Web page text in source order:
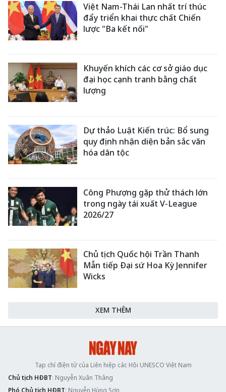
Việt Nam-Thái Lan nhất trí thúc
đẩy triển khai thực chất Chiến
lược "Ba kết nối"
Khuyến khích các cơ sở giáo dục
đại học cạnh tranh bằng chất
lượng
Dự thảo Luật Kiến trúc: Bổ sung
quy định nhận diện bản sắc văn
hóa dân tộc
Công Phượng gặp thử thách lớn
trong ngày tái xuất V-League
2026/27
Chủ tịch Quốc hội Trần Thanh
Mẫn tiếp Đại sứ Hoa Kỳ Jennifer
Wicks
XEM THÊM
Tạp chí điện tử của Liên hiệp các Hội UNESCO Việt Nam
Chủ tịch HĐBT: Nguyễn Xuân Thắng
Phó Chủ tịch HĐBT: Nguyễn Hùng Sơn